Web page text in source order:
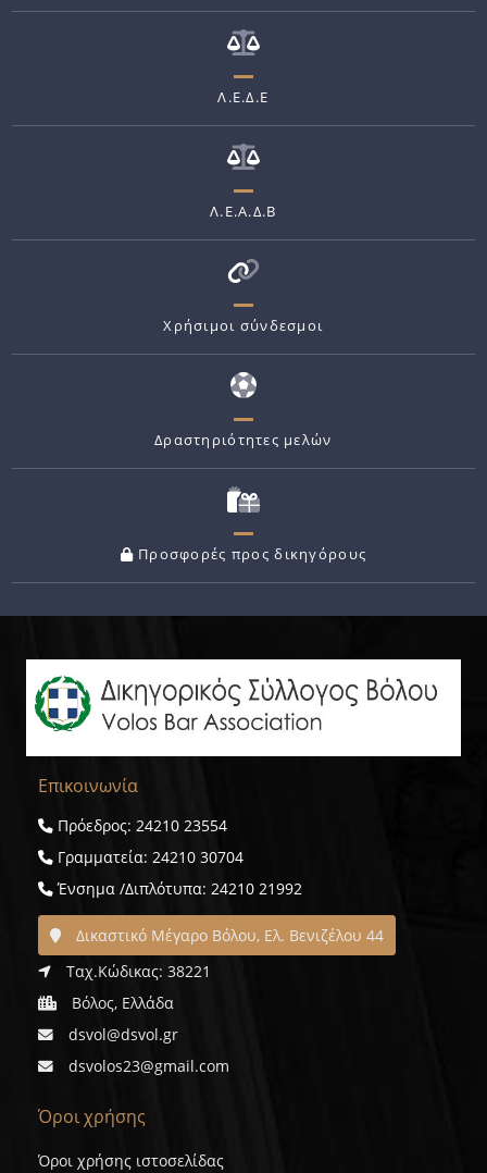
Λ.Ε.Δ.Ε
Λ.Ε.Α.Δ.Β
Χρήσιμοι σύνδεσμοι
Δραστηριότητες μελών
Προσφορές προς δικηγόρους
Επικοινωνία
Πρόεδρος: 24210 23554
Γραμματεία: 24210 30704
Ένσημα /Διπλότυπα: 24210 21992
Δικαστικό Μέγαρο Βόλου, Ελ. Βενιζέλου 44
Ταχ.Κώδικας: 38221
Βόλος, Ελλάδα
dsvol@dsvol.gr
dsvolos23@gmail.com
Όροι χρήσης
Όροι χρήσης ιστοσελίδας